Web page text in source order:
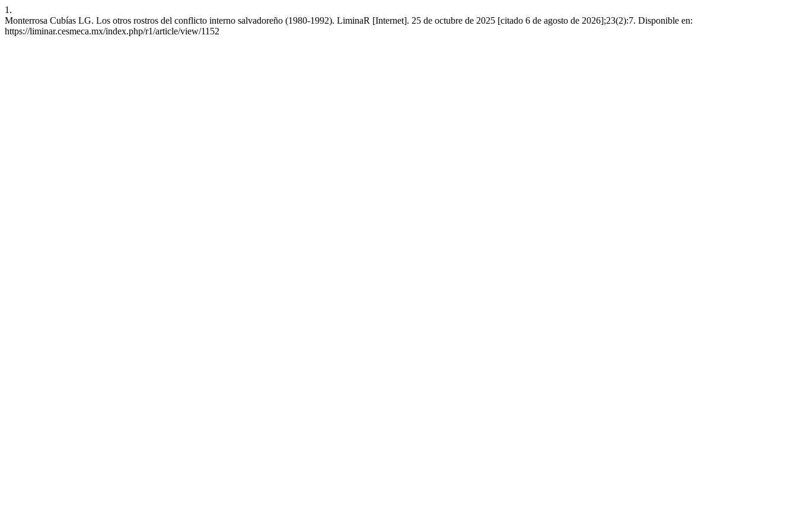
1.
Monterrosa Cubías LG. Los otros rostros del conflicto interno salvadoreño (1980-1992). LiminaR [Internet]. 25 de octubre de 2025 [citado 6 de agosto de 2026];23(2):7. Disponible en:
https://liminar.cesmeca.mx/index.php/r1/article/view/1152